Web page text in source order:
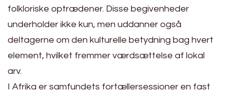
folkloriske optrædener. Disse begivenheder
underholder ikke kun, men uddanner også
deltagerne om den kulturelle betydning bag hvert
element, hvilket fremmer værdsættelse af lokal
arv.
I Afrika er samfundets fortællersessioner en fast